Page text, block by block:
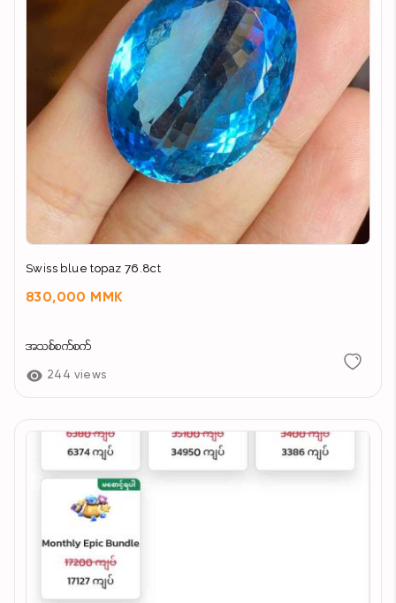
Swiss blue topaz 76.8ct
830,000 MMK
အသစ်စက်စက်
244 views